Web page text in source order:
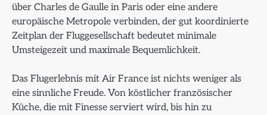
über Charles de Gaulle in Paris oder eine andere
europäische Metropole verbinden, der gut koordinierte
Zeitplan der Fluggesellschaft bedeutet minimale
Umsteigezeit und maximale Bequemlichkeit.
Das Flugerlebnis mit Air France ist nichts weniger als
eine sinnliche Freude. Von köstlicher französischer
Küche, die mit Finesse serviert wird, bis hin zu